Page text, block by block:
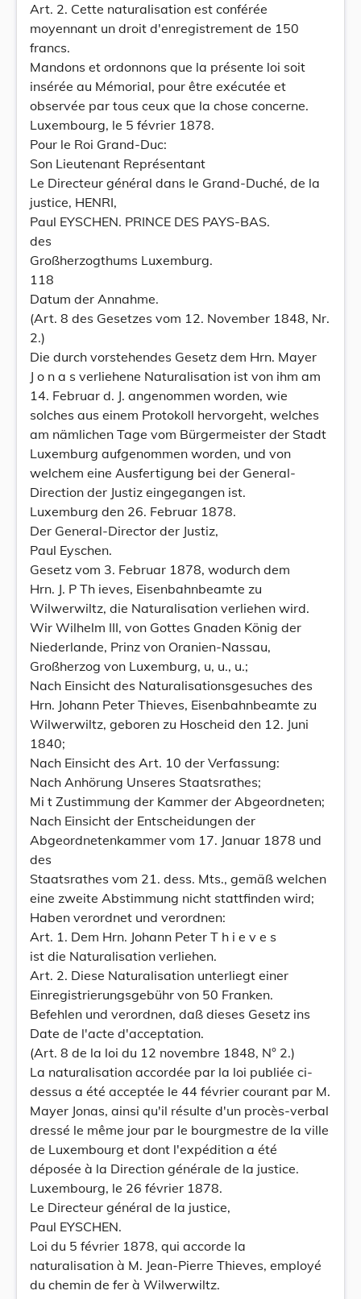
Art. 2. Cette naturalisation est conférée
moyennant un droit d'enregistrement de 150
francs.
Mandons et ordonnons que la présente loi soit
insérée au Mémorial, pour être exécutée et
observée par tous ceux que la chose concerne.
Luxembourg, le 5 février 1878.
Pour le Roi Grand-Duc:
Son Lieutenant Représentant
Le Directeur général dans le Grand-Duché, de la
justice, HENRI,
Paul EYSCHEN. PRINCE DES PAYS-BAS.
des
Großherzogthums Luxemburg.
118
Datum der Annahme.
(Art. 8 des Gesetzes vom 12. November 1848, Nr.
2.)
Die durch vorstehendes Gesetz dem Hrn. Mayer
J o n a s verliehene Naturalisation ist von ihm am
14. Februar d. J. angenommen worden, wie
solches aus einem Protokoll hervorgeht, welches
am nämlichen Tage vom Bürgermeister der Stadt
Luxemburg aufgenommen worden, und von
welchem eine Ausfertigung bei der General-
Direction der Justiz eingegangen ist.
Luxemburg den 26. Februar 1878.
Der General-Director der Justiz,
Paul Eyschen.
Gesetz vom 3. Februar 1878, wodurch dem
Hrn. J. P Th ieves, Eisenbahnbeamte zu
Wilwerwiltz, die Naturalisation verliehen wird.
Wir Wilhelm III, von Gottes Gnaden König der
Niederlande, Prinz von Oranien-Nassau,
Großherzog von Luxemburg, u, u., u.;
Nach Einsicht des Naturalisationsgesuches des
Hrn. Johann Peter Thieves, Eisenbahnbeamte zu
Wilwerwiltz, geboren zu Hoscheid den 12. Juni
1840;
Nach Einsicht des Art. 10 der Verfassung:
Nach Anhörung Unseres Staatsrathes;
Mi t Zustimmung der Kammer der Abgeordneten;
Nach Einsicht der Entscheidungen der
Abgeordnetenkammer vom 17. Januar 1878 und
des
Staatsrathes vom 21. dess. Mts., gemäß welchen
eine zweite Abstimmung nicht stattfinden wird;
Haben verordnet und verordnen:
Art. 1. Dem Hrn. Johann Peter T h i e v e s
ist die Naturalisation verliehen.
Art. 2. Diese Naturalisation unterliegt einer
Einregistrierungsgebühr von 50 Franken.
Befehlen und verordnen, daß dieses Gesetz ins
Date de l'acte d'acceptation.
(Art. 8 de la loi du 12 novembre 1848, N° 2.)
La naturalisation accordée par la loi publiée ci-
dessus a été acceptée le 44 février courant par M.
Mayer Jonas, ainsi qu'il résulte d'un procès-verbal
dressé le même jour par le bourgmestre de la ville
de Luxembourg et dont l'expédition a été
déposée à la Direction générale de la justice.
Luxembourg, le 26 février 1878.
Le Directeur général de la justice,
Paul EYSCHEN.
Loi du 5 février 1878, qui accorde la
naturalisation à M. Jean-Pierre Thieves, employé
du chemin de fer à Wilwerwiltz.